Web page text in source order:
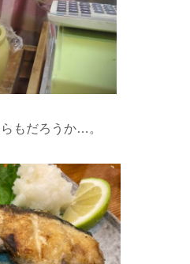
もだろうか…。